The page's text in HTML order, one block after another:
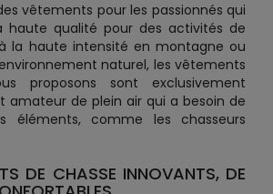
vêtements pour les passionnés qui
haute qualité pour des activités de
la haute intensité en montagne ou
naturel, les vêtements
proposons sont exclusivement
amateur de plein air qui a besoin de
éléments, comme les chasseurs
DE CHASSE INNOVANTS, DE